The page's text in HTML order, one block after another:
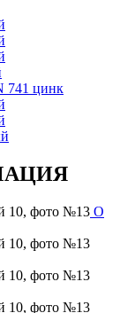
741 цинк
О